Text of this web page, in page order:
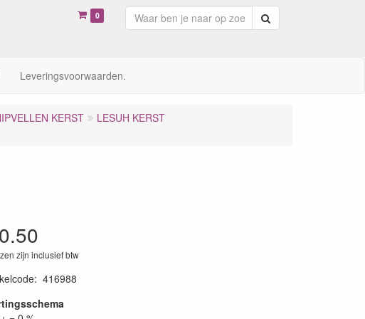
0
Leveringsvoorwaarden.
KERST
LESUH KERST
0.50
zijn inclusief btw
: 416988